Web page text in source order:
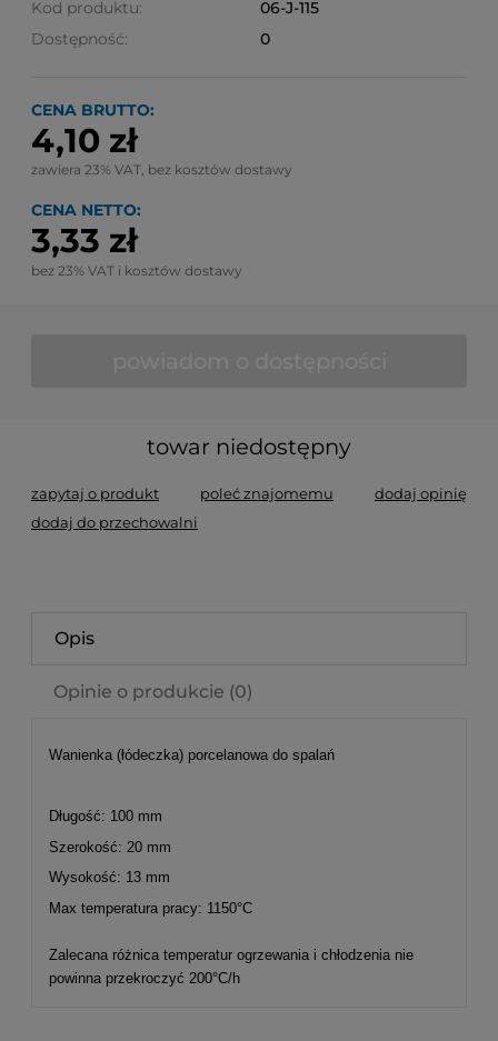
Kod produktu:
06-J-115
Dostępność:
0
CENA BRUTTO:
4,10 zł
zawiera 23% VAT, bez kosztów dostawy
CENA NETTO:
3,33 zł
bez 23% VAT i kosztów dostawy
towar niedostępny
zapytaj o produkt poleć znajomemu
dodaj opinię
dodaj do przechowalni
Opis
Opinie o produkcie (0)
Wanienka (łódeczka) porcelanowa do spalań
Długość: 100 mm
Szerokość: 20 mm
Wysokość: 13 mm
Max temperatura pracy: 1150°C
Zalecana różnica temperatur ogrzewania i chłodzenia nie
powinna przekroczyć 200°C/h